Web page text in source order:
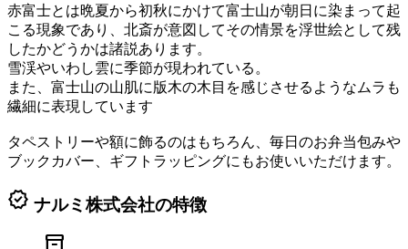
赤富士とは晩夏から初秋にかけて富士山が朝日に染まって起
こる現象であり、北斎が意図してその情景を浮世絵として残
したかどうかは諸説あります。
雪渓やいわし雲に季節が現われている。
また、富士山の山肌に版木の木目を感じさせるようなムラも
繊細に表現しています
タペストリーや額に飾るのはもちろん、毎日のお弁当包みや
ブックカバー、ギフトラッピングにもお使いいただけます。
verified ナルミ株式会社の特徴